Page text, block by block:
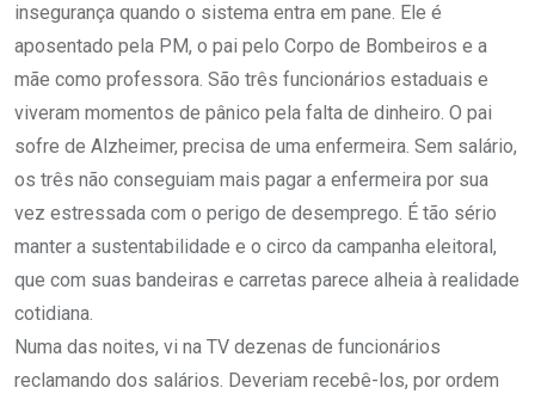
insegurança quando o sistema entra em pane. Ele é
aposentado pela PM, o pai pelo Corpo de Bombeiros e a
mãe como professora. São três funcionários estaduais e
viveram momentos de pânico pela falta de dinheiro. O pai
sofre de Alzheimer, precisa de uma enfermeira. Sem salário,
os três não conseguiam mais pagar a enfermeira por sua
vez estressada com o perigo de desemprego. É tão sério
manter a sustentabilidade e o circo da campanha eleitoral,
que com suas bandeiras e carretas parece alheia à realidade
cotidiana.
Numa das noites, vi na TV dezenas de funcionários
reclamando dos salários. Deveriam recebê-los, por ordem